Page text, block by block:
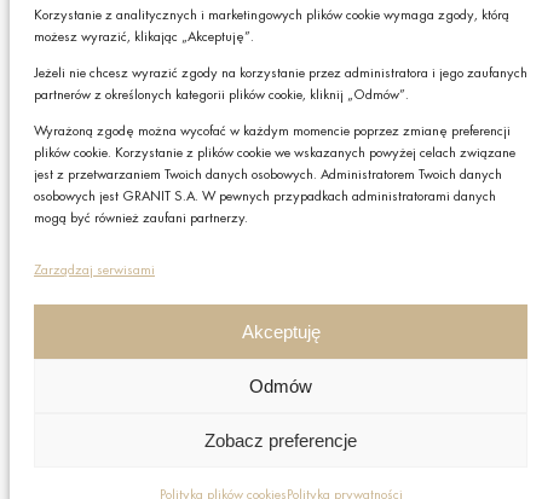
Korzystanie z analitycznych i marketingowych plików cookie wymaga zgody, którą
możesz wyrazić, klikając „Akceptuję”.
Jeżeli nie chcesz wyrazić zgody na korzystanie przez administratora i jego zaufanych
partnerów z określonych kategorii plików cookie, kliknij „Odmów”.
Wyrażoną zgodę można wycofać w każdym momencie poprzez zmianę preferencji
plików cookie. Korzystanie z plików cookie we wskazanych powyżej celach związane
jest z przetwarzaniem Twoich danych osobowych. Administratorem Twoich danych
osobowych jest GRANIT S.A. W pewnych przypadkach administratorami danych
mogą być również zaufani partnerzy.
Zarządzaj serwisami
Akceptuję
Odmów
Zobacz preferencje
Polityka plików cookiesPolityka prywatności
produktach lub usługach GRANIT S.A. oraz zgodę na przetwarzanie przez GRANIT
S.A. Twoich danych osobowych w postaci tego adresu e-mail. Szczegółowe zasady
W każdej chwili możesz zrezygnować z subskrybcji.
Zapisz
Polityka prywatności
Polityka plików cookies
Nota prawna
stanowią oferty rozumieniu przepisów art. 66 § 1
Copyright © GRANIT S.A. Wszystkie prawa zastrzeżone.
Czy chcesz,
oddzwonili?
TAK